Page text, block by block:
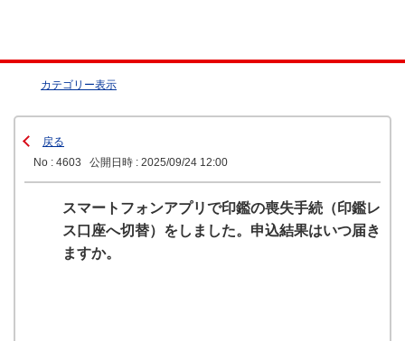
カテゴリー表示
戻る
No : 4603
公開日時 : 2025/09/24 12:00
スマートフォンアプリで印鑑の喪失手続（印鑑レ
ス口座へ切替）をしました。申込結果はいつ届き
ますか。